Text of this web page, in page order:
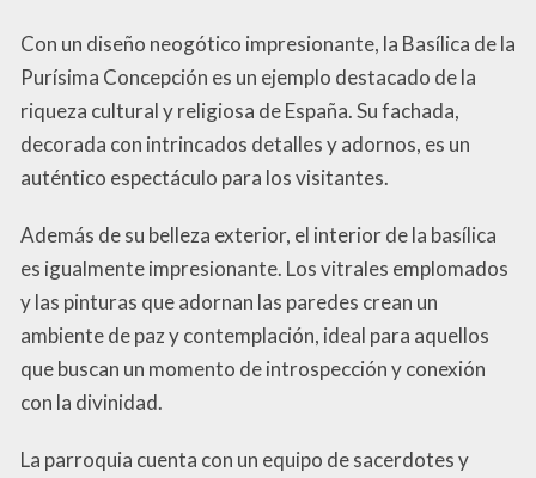
Con un diseño neogótico impresionante, la Basílica de la
Purísima Concepción es un ejemplo destacado de la
riqueza cultural y religiosa de España. Su fachada,
decorada con intrincados detalles y adornos, es un
auténtico espectáculo para los visitantes.
Además de su belleza exterior, el interior de la basílica
es igualmente impresionante. Los vitrales emplomados
y las pinturas que adornan las paredes crean un
ambiente de paz y contemplación, ideal para aquellos
que buscan un momento de introspección y conexión
con la divinidad.
La parroquia cuenta con un equipo de sacerdotes y